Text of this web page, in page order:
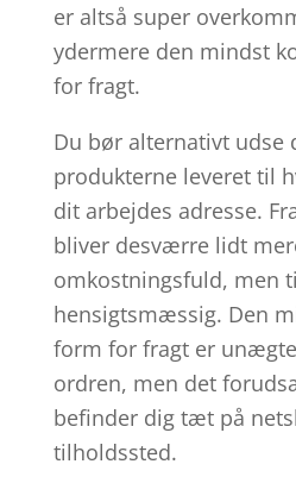
er altså super
ydermere den mindst
for fragt.
Du bør alternativt udse
produkterne leveret til
dit arbejdes adresse.
bliver desværre lidt
omkostningsfuld, men
hensigtsmæssig. Den
form for fragt er
ordren, men det
befinder dig tæt på
tilholdssted.